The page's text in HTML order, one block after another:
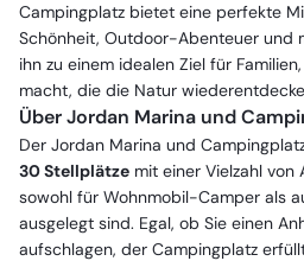
Campingplatz bietet eine perfekte
Schönheit, Outdoor-Abenteuer und
ihn zu einem idealen Ziel für
macht, die die Natur
Über Jordan Marina und
Der Jordan Marina und
30 Stellplätze mit einer Vielzahl von
sowohl für Wohnmobil-Camper als
ausgelegt sind. Egal, ob Sie einen
aufschlagen, der Campingplatz